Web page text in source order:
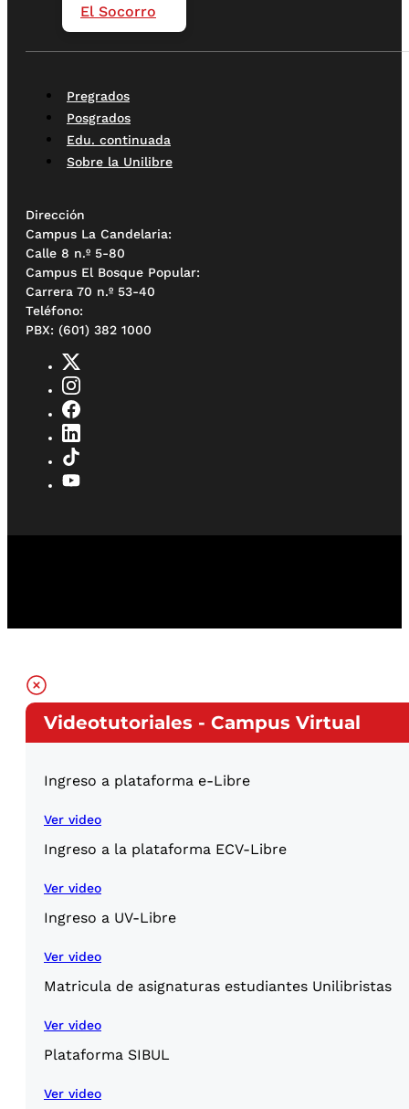
El Socorro
Pregrados
Posgrados
Edu. continuada
Sobre la Unilibre
Dirección
Campus La Candelaria:
Calle 8 n.º 5-80
Campus El Bosque Popular:
Carrera 70 n.º 53-40
Teléfono:
PBX: (601) 382 1000
Videotutoriales - Campus Virtual
Ingreso a plataforma e-Libre
Ver video
Ingreso a la plataforma ECV-Libre
Ver video
Ingreso a UV-Libre
Ver video
Matricula de asignaturas estudiantes Unilibristas
Ver video
Plataforma SIBUL
Ver video